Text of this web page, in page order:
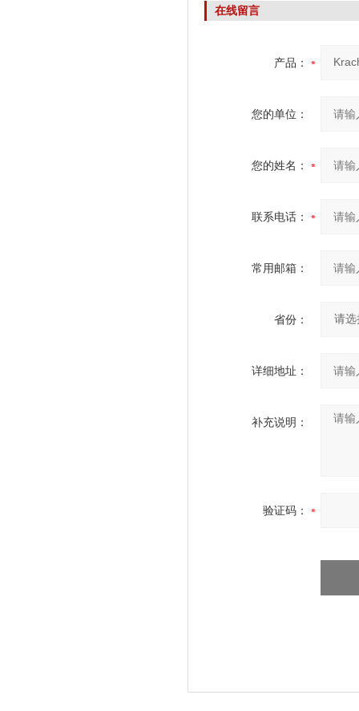
组1周交货
在线留言
产品：
您的单位：
您的姓名：
联系电话：
常用邮箱：
省份：
详细地址：
补充说明：
验证码：